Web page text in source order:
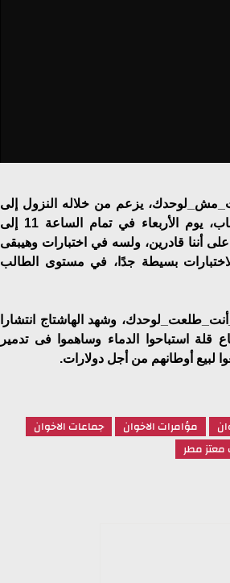
يزعم من خلاله النزول إلى
الشوارع وإحداث أعمال الفوضى والإرهاب، يوم الأربعاء في تمام الساعة 11 إلى
على أننا قادرين، ولسه في اختبارات وهيبقى
بسيطة جدًا، في مستوى الطالب
وشهد الهاشتاج انتشارا
استباحوا الدماء وساهموا فى تدمير
لبيع أوطانهم من أجل دولارات.
مؤامرات الاخوان
جماعات الاخوان
معتز مطر